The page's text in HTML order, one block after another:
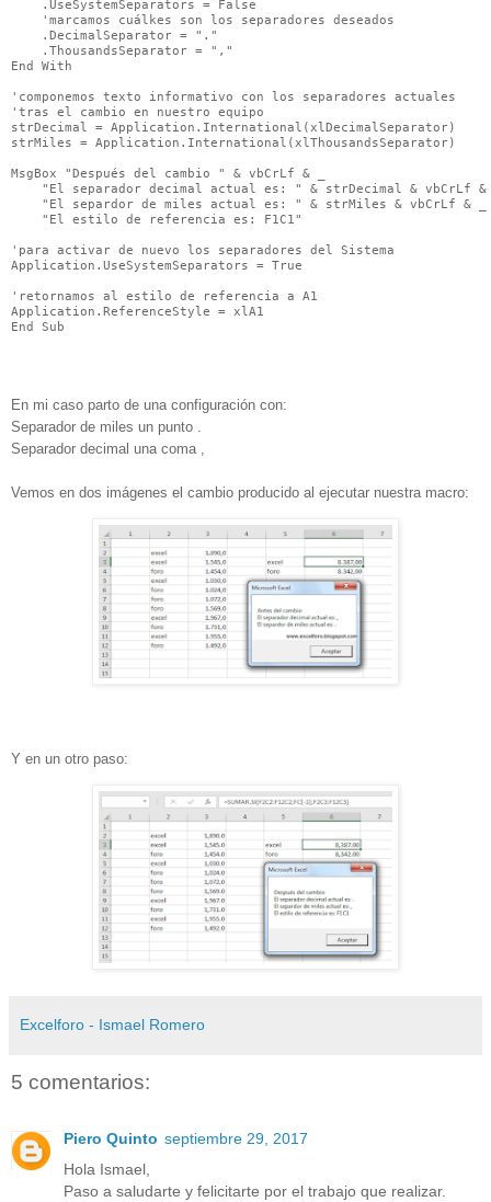
    .UseSystemSeparators = False
    'marcamos cuálkes son los separadores deseados
    .DecimalSeparator = "."
    .ThousandsSeparator = ","
End With
'componemos texto informativo con los separadores actuales
'tras el cambio en nuestro equipo
strDecimal = Application.International(xlDecimalSeparator)
strMiles = Application.International(xlThousandsSeparator)
MsgBox "Después del cambio " & vbCrLf & _
"El separador decimal actual es: " & strDecimal & vbCrLf &
    "El separdor de miles actual es: " & strMiles & vbCrLf & _
    "El estilo de referencia es: F1C1"
'para activar de nuevo los separadores del Sistema
Application.UseSystemSeparators = True
'retornamos al estilo de referencia a A1
Application.ReferenceStyle = xlA1
End Sub
En mi caso parto de una configuración con:
Separador de miles un punto .
Separador decimal una coma ,
Vemos en dos imágenes el cambio producido al ejecutar nuestra macro:
Y en un otro paso:
Excelforo - Ismael Romero
5 comentarios:
Piero Quinto septiembre 29, 2017
Hola Ismael,
Paso a saludarte y felicitarte por el trabajo que realizar.